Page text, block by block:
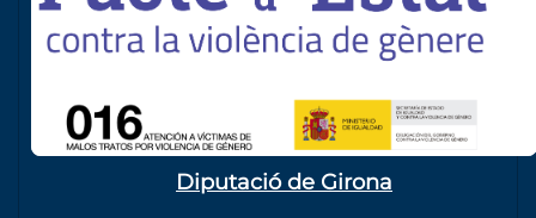
Diputació de Girona